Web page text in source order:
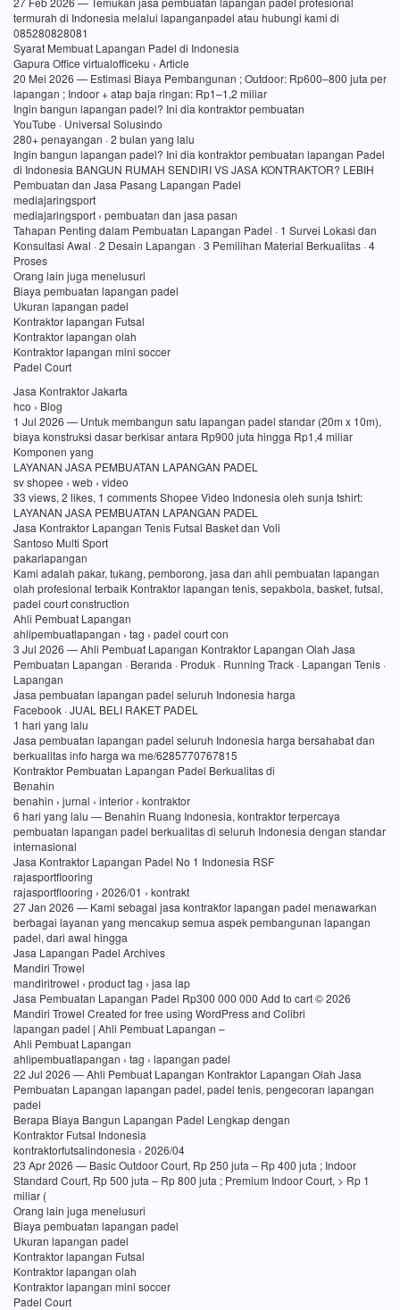
termurah di Indonesia melalui lapanganpadel atau hubungi kami di
085280828081
Syarat Membuat Lapangan Padel di Indonesia
Gapura Office virtualofficeku › Article
20 Mei 2026 — Estimasi Biaya Pembangunan ; Outdoor: Rp600–800 juta per
lapangan ; Indoor + atap baja ringan: Rp1–1,2 miliar
Ingin bangun lapangan padel? Ini dia kontraktor pembuatan
YouTube · Universal Solusindo
280+ penayangan · 2 bulan yang lalu
Ingin bangun lapangan padel? Ini dia kontraktor pembuatan lapangan Padel
di Indonesia BANGUN RUMAH SENDIRI VS JASA KONTRAKTOR? LEBIH
Pembuatan dan Jasa Pasang Lapangan Padel
mediajaringsport
mediajaringsport › pembuatan dan jasa pasan
Tahapan Penting dalam Pembuatan Lapangan Padel · 1 Survei Lokasi dan
Konsultasi Awal · 2 Desain Lapangan · 3 Pemilihan Material Berkualitas · 4
Proses
Orang lain juga menelusuri
Biaya pembuatan lapangan padel
Ukuran lapangan padel
Kontraktor lapangan Futsal
Kontraktor lapangan olah
Kontraktor lapangan mini soccer
Padel Court
Jasa Kontraktor Jakarta
hco › Blog
1 Jul 2026 — Untuk membangun satu lapangan padel standar (20m x 10m),
biaya konstruksi dasar berkisar antara Rp900 juta hingga Rp1,4 miliar
Komponen yang
LAYANAN JASA PEMBUATAN LAPANGAN PADEL
sv shopee › web › video
33 views, 2 likes, 1 comments Shopee Video Indonesia oleh sunja tshirt:
LAYANAN JASA PEMBUATAN LAPANGAN PADEL
Jasa Kontraktor Lapangan Tenis Futsal Basket dan Voli
Santoso Multi Sport
pakarlapangan
Kami adalah pakar, tukang, pemborong, jasa dan ahli pembuatan lapangan
olah profesional terbaik Kontraktor lapangan tenis, sepakbola, basket, futsal,
padel court construction
Ahli Pembuat Lapangan
ahlipembuatlapangan › tag › padel court con
3 Jul 2026 — Ahli Pembuat Lapangan Kontraktor Lapangan Olah Jasa
Pembuatan Lapangan · Beranda · Produk · Running Track · Lapangan Tenis ·
Lapangan
Jasa pembuatan lapangan padel seluruh Indonesia harga
Facebook · JUAL BELI RAKET PADEL
1 hari yang lalu
Jasa pembuatan lapangan padel seluruh Indonesia harga bersahabat dan
berkualitas info harga wa me/6285770767815
Kontraktor Pembuatan Lapangan Padel Berkualitas di
Benahin
benahin › jurnal › interior › kontraktor
6 hari yang lalu — Benahin Ruang Indonesia, kontraktor terpercaya
pembuatan lapangan padel berkualitas di seluruh Indonesia dengan standar
internasional
Jasa Kontraktor Lapangan Padel No 1 Indonesia RSF
rajasportflooring
rajasportflooring › 2026/01 › kontrakt
27 Jan 2026 — Kami sebagai jasa kontraktor lapangan padel menawarkan
berbagai layanan yang mencakup semua aspek pembangunan lapangan
padel, dari awal hingga
Jasa Lapangan Padel Archives
Mandiri Trowel
mandiritrowel › product tag › jasa lap
Jasa Pembuatan Lapangan Padel Rp300 000 000 Add to cart © 2026
Mandiri Trowel Created for free using WordPress and Colibri
lapangan padel | Ahli Pembuat Lapangan –
Ahli Pembuat Lapangan
ahlipembuatlapangan › tag › lapangan padel
22 Jul 2026 — Ahli Pembuat Lapangan Kontraktor Lapangan Olah Jasa
Pembuatan Lapangan lapangan padel, padel tenis, pengecoran lapangan
padel
Berapa Biaya Bangun Lapangan Padel Lengkap dengan
Kontraktor Futsal Indonesia
kontraktorfutsalindonesia › 2026/04
23 Apr 2026 — Basic Outdoor Court, Rp 250 juta – Rp 400 juta ; Indoor
Standard Court, Rp 500 juta – Rp 800 juta ; Premium Indoor Court, > Rp 1
miliar (
Orang lain juga menelusuri
Biaya pembuatan lapangan padel
Ukuran lapangan padel
Kontraktor lapangan Futsal
Kontraktor lapangan olah
Kontraktor lapangan mini soccer
Padel Court